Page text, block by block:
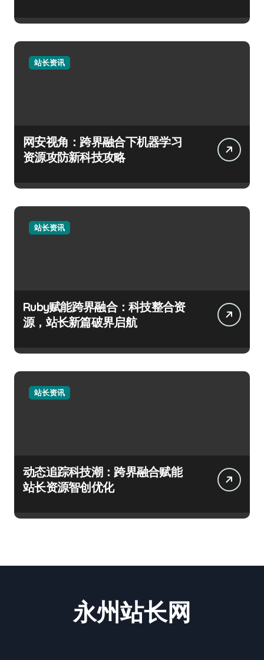
站长资讯
网安视角：跨界融合下机器学习
资源攻防新科技攻略
站长资讯
Ruby赋能跨界融合：科技整合资
源，站长新篇破界启航
站长资讯
动态追踪科技潮：跨界融合赋能
站长资源智创优化
永州站长网